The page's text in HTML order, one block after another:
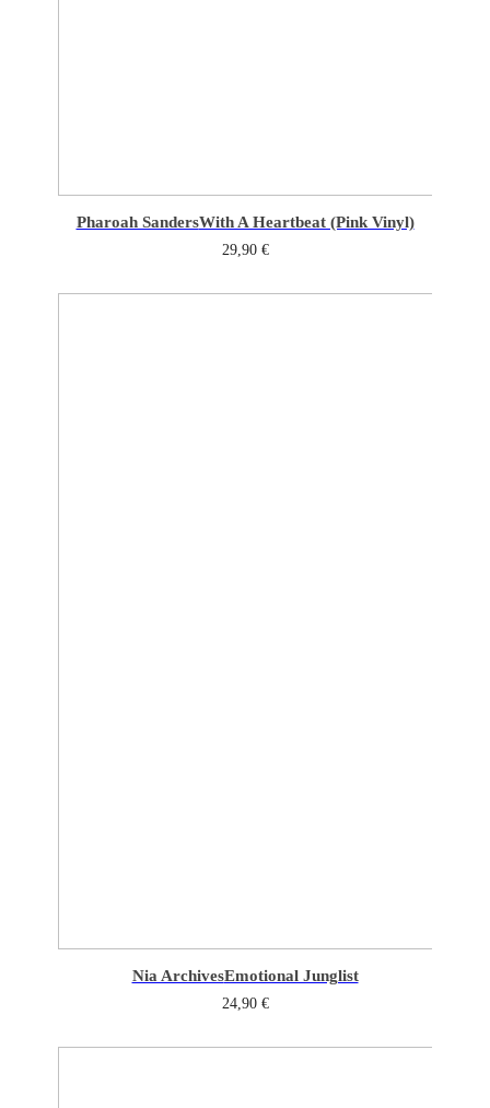
Pharoah SandersWith A Heartbeat (Pink Vinyl)
29,90 €
Nia ArchivesEmotional Junglist
24,90 €